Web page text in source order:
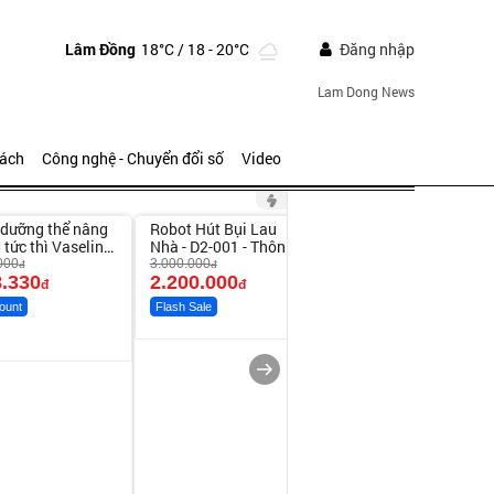
Lâm Đồng 18°C/ 18 - 20°C Đăng nhập
Lam Dong News
Công nghệ - Chuyển đổi số Video
thể nâng
tức thì Vaseline
đ
đ
-26%
Robot Hút Bụi Lau
Nhà - D2-001 - Thông
Minh
3.000.000đ
2.200.000đ
Flash Sale